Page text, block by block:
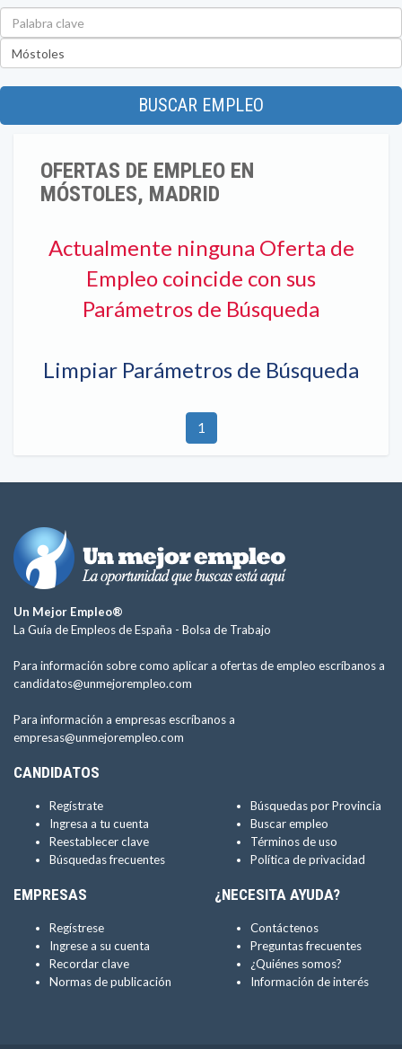
BUSCAR EMPLEO
OFERTAS DE EMPLEO EN
MÓSTOLES, MADRID
Actualmente ninguna Oferta de
Empleo coincide con sus
Parámetros de Búsqueda
Limpiar Parámetros de Búsqueda
1
Un Mejor Empleo®
La Guía de Empleos de España - Bolsa de Trabajo
Para información sobre como aplicar a ofertas de empleo escríbanos a
candidatos@unmejorempleo.com
Para información a empresas escríbanos a
empresas@unmejorempleo.com
CANDIDATOS
Regístrate
Ingresa a tu cuenta
Reestablecer clave
Búsquedas frecuentes
Búsquedas por Provincia
Buscar empleo
Términos de uso
Política de privacidad
EMPRESAS
Regístrese
Ingrese a su cuenta
Recordar clave
Normas de publicación
¿NECESITA AYUDA?
Contáctenos
Preguntas frecuentes
¿Quiénes somos?
Información de interés